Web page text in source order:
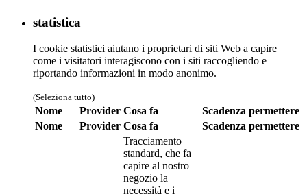
statistica
I cookie statistici aiutano i proprietari di siti Web a capire
come i visitatori interagiscono con i siti raccogliendo e
riportando informazioni in modo anonimo.
(Seleziona tutto)
Nome Provider Cosa fa Scadenza permettere
Nome
Provider Cosa fa Scadenza permettere
Tracciamento
standard, che fa
capire al nostro
negozio la
necessità e i